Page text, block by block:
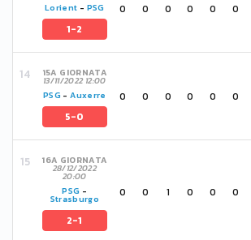
Lorient - PSG
1-2
0 0 0 0 0 0
15A GIORNATA
13/11/2022 12:00
PSG -Auxerre
5-0
0 0 0 0 0 0
16A GIORNATA
28/12/2022
20:00
PSG -
Strasburgo
2-1
0 0 1 0 0 0